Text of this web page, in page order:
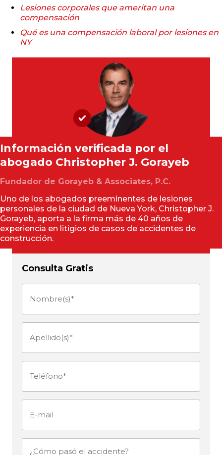
Lesiones corporales que ameritan una
compensación
Qué es una compensación laboral por lesiones en
NY
Información verificada por el
abogado Christopher J. Gorayeb
Fundador de Gorayeb & Associates, P.C.
Uno de los abogados preeminentes de lesiones
personales de la ciudad de Nueva York, Christopher J.
Gorayeb, aporta a la firma más de 40 años de
experiencia en litigios de casos de accidentes de
construcción.
Consulta Gratis
Nombre(s)
Apellido(s)
Teléfono (Obligatorio)
¿Cómo